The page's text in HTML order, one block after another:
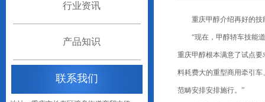
重庆甲醇介绍再好的技
“现在，甲醇轿车技能道
重庆甲醇根本满意了试点
料耗费大的重型商用牵引
范畴安排安排施行。”
行业资讯
产品知识
联系我们